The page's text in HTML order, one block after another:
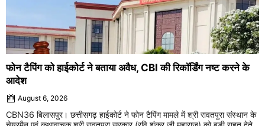
फोन टैपिंग को हाईकोर्ट ने बताया अवैध, CBI की रिकॉर्डिंग नष्ट करने के
आदेश
August 6, 2026
CBN36 बिलासपुर। छत्तीसगढ़ हाईकोर्ट ने फोन टैपिंग मामले में श्री रावतपुरा संस्थान के